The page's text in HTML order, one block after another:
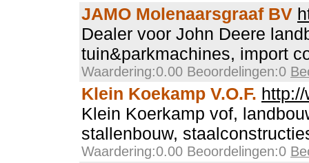
JAMO Molenaarsgraaf BV
Dealer voor John Deere
tuin&parkmachines, import
Waardering:0.00 Beoordelingen:0
Klein Koekamp V.O.F.
Klein Koerkamp vof,
stallenbouw,
Waardering:0.00 Beoordelingen:0